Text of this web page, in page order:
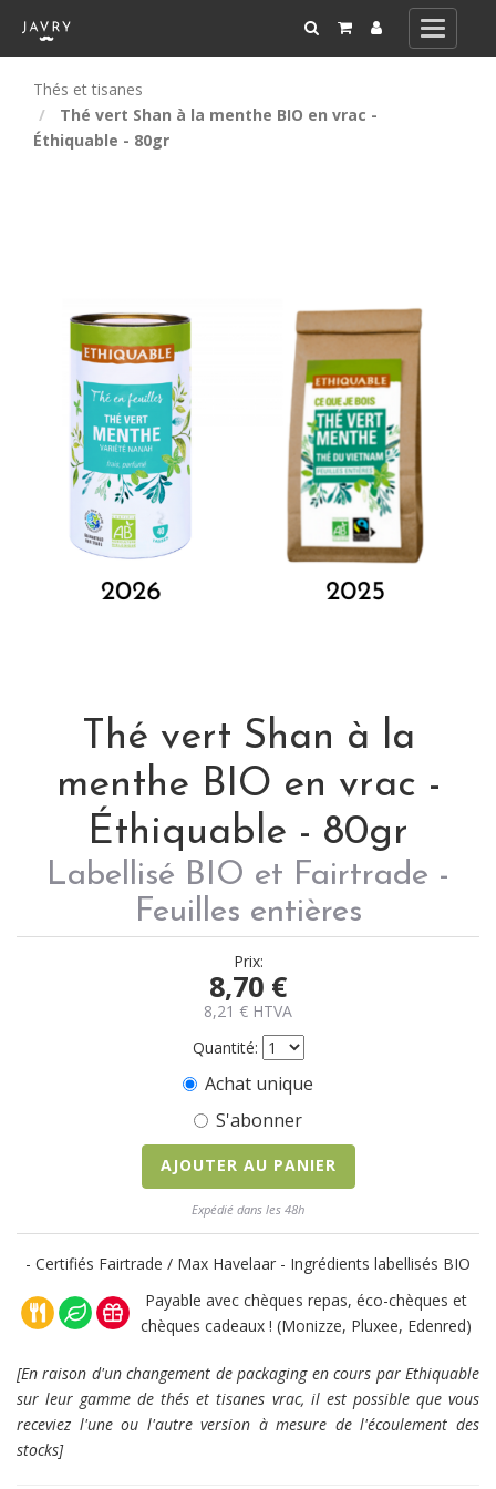
Toggle
Thés et tisanes
Thé vert Shan à la menthe BIO en vrac -
Éthiquable - 80gr
Thé vert Shan à la
menthe BIO en vrac -
Éthiquable - 80gr
Labellisé BIO et Fairtrade -
Feuilles entières
Prix:
8,70 €
8,21 € HTVA
Quantité:
Achat unique
S'abonner
AJOUTER AU PANIER
Expédié dans les 48h
- Certifiés Fairtrade / Max Havelaar - Ingrédients labellisés BIO
Payable avec chèques repas, éco-chèques et
chèques cadeaux ! (Monizze, Pluxee, Edenred)
[En raison d'un changement de packaging en cours par Ethiquable
sur leur gamme de thés et tisanes vrac, il est possible que vous
receviez l'une ou l'autre version à mesure de l'écoulement des
stocks]